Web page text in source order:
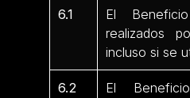
6.1
El
realizados
incluso si se
6.2
El